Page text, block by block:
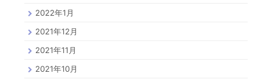
2022年1月
2021年12月
2021年11月
2021年10月